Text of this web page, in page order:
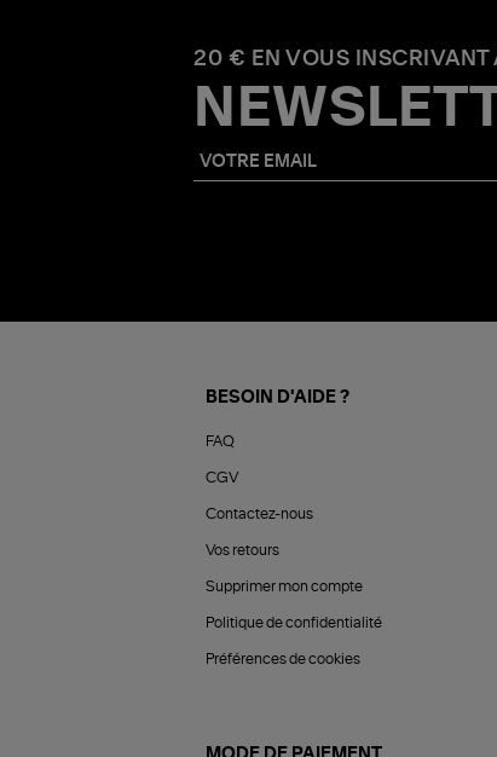
20 € EN VOUS INSCRIVANT
BESOIN D'AIDE ?
FAQ
CGV
Contactez-nous
Vos retours
Supprimer mon compte
Politique de confidentialité
Préférences de cookies